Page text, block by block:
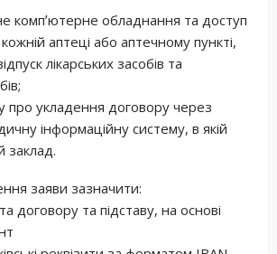
компʼютерне обладнання та доступ
аптеці або аптечному пункті,
лікарських засобів та
про укладення договору через
інформаційну систему, в якій
заклад.
заяви зазначити:
договору та підставу, на основі